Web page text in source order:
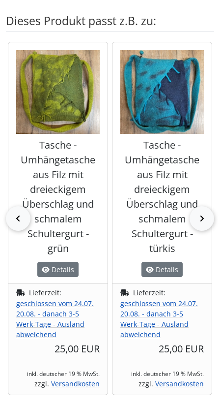
Dieses Produkt passt z.B. zu:
Es folgt ein Produktslider - navigieren Sie mit der Tab-
zurück
Tasche -
Umhängetasche
aus Filz mit
dreieckigem
Überschlag und
schmalem
Schultergurt -
grün
Details
Lieferzeit:
geschlossen vom 24.07.
20.08. - danach 3-5
Werk-Tage - Ausland
abweichend
25,00 EUR
inkl. deutscher 19 % MwSt.
zzgl. Versandkosten
Tasche -
Umhängetasche
aus Filz mit
dreieckigem
Überschlag und
schmalem
Schultergurt -
türkis
Details
Lieferzeit:
geschlossen vom 24.07.
20.08. - danach 3-5
Werk-Tage - Ausland
abweichend
25,00 EUR
inkl. deutscher 19 % MwSt.
zzgl. Versandkosten